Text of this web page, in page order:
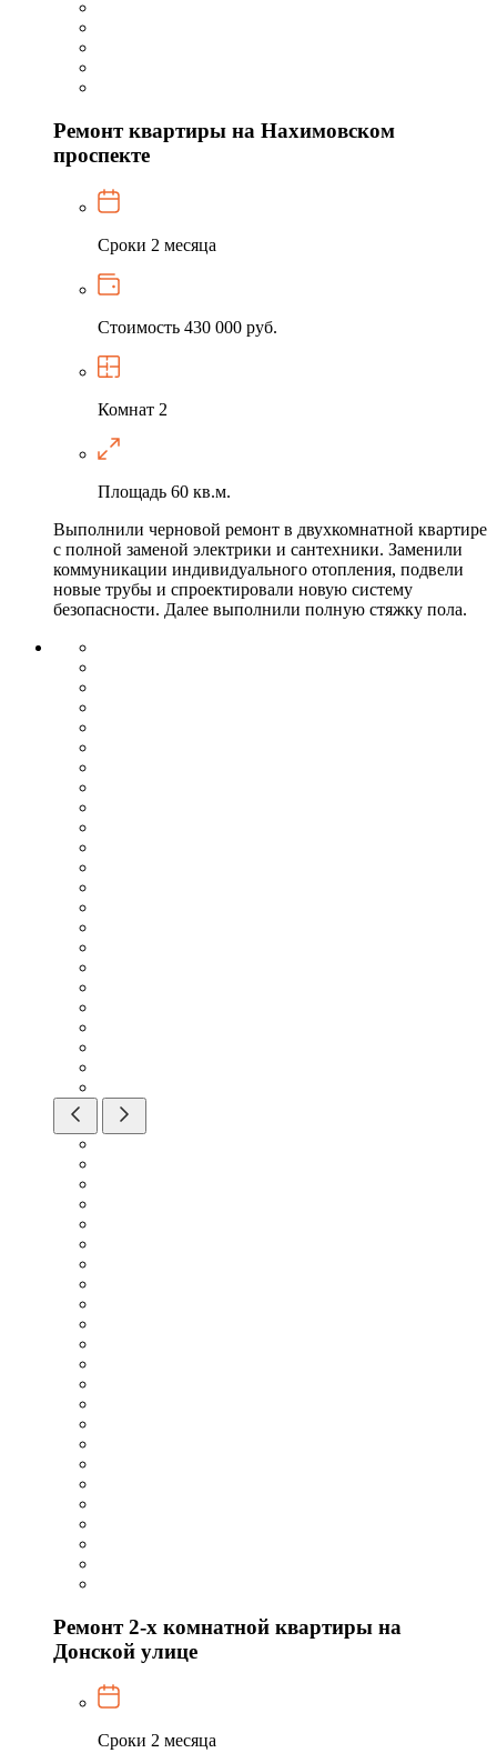
Ремонт квартиры на Нахимовском
проспекте
Сроки 2 месяца
Стоимость 430 000 руб.
Комнат 2
Площадь 60 кв.м.
Выполнили черновой ремонт в двухкомнатной квартире
с полной заменой электрики и сантехники. Заменили
коммуникации индивидуального отопления, подвели
новые трубы и спроектировали новую систему
безопасности. Далее выполнили полную стяжку пола.
Ремонт 2-х комнатной квартиры на
Донской улице
Сроки 2 месяца